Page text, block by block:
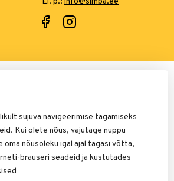
sujuva navigeerimise tagamiseks
Kui olete nõus, vajutage nuppu
oma nõusoleku igal ajal tagasi võtta,
brauseri seadeid ja kustutades